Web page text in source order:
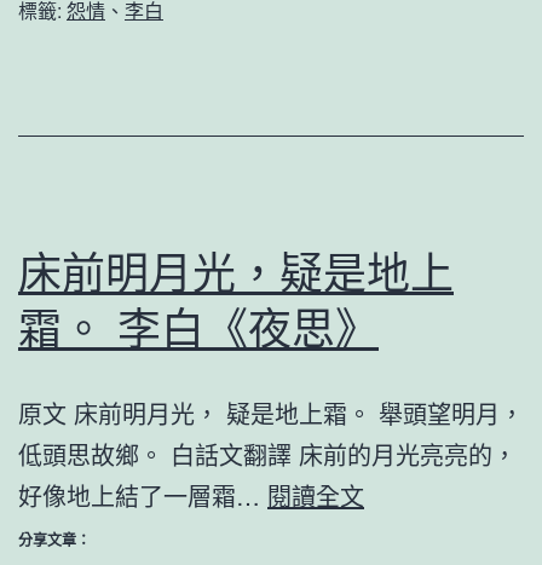
情》
標籤: 怨情 、 李白
床前明月光，疑是地上
霜。 李白《夜思》
原文 床前明月光， 疑是地上霜。 舉頭望明月，
低頭思故鄉。 白話文翻譯 床前的月光亮亮的，
好像地上結了一層霜… 閱讀全文
分享文章：